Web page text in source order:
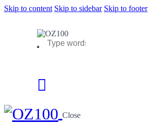
Skip to content Skip to sidebar Skip to footer
Close